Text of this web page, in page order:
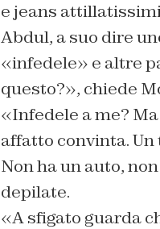
e jeans
Abdul, a suo dire
«infedele» e altre
questo?», chiede
«Infedele a me?
affatto convinta.
Non ha un auto,
depilate.
«A sfigato guarda